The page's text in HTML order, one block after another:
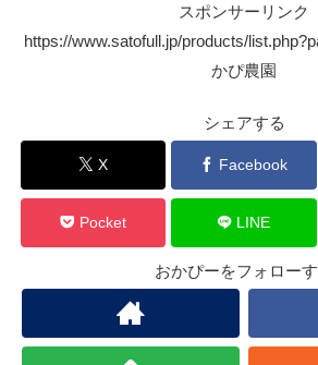
スポンサーリンク
https://www.satofull.jp/products/
かぴ農園
シェアする
X Facebook
Pocket LINE
おかぴーをフォロー